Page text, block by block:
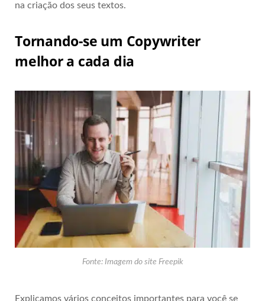
na criação dos seus textos.
Tornando-se um Copywriter
melhor a cada dia
Fonte: Imagem do site Freepik
Explicamos vários conceitos importantes para você se